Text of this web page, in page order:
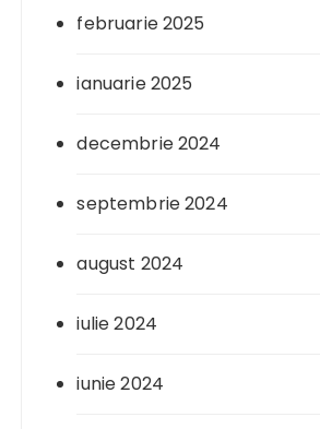
februarie 2025
ianuarie 2025
decembrie 2024
septembrie 2024
august 2024
iulie 2024
iunie 2024